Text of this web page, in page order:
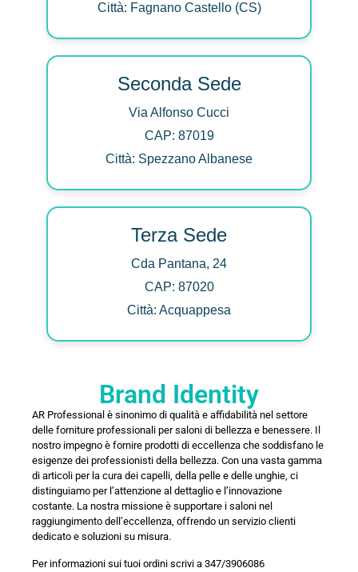
Città: Fagnano Castello (CS)
Seconda Sede
Via Alfonso Cucci
CAP: 87019
Città: Spezzano Albanese
Terza Sede
Cda Pantana, 24
CAP: 87020
Città: Acquappesa
Brand Identity
AR Professional è sinonimo di qualità e affidabilità nel settore
delle forniture professionali per saloni di bellezza e benessere. Il
nostro impegno è fornire prodotti di eccellenza che soddisfano le
esigenze dei professionisti della bellezza. Con una vasta gamma
di articoli per la cura dei capelli, della pelle e delle unghie, ci
distinguiamo per l’attenzione al dettaglio e l’innovazione
costante. La nostra missione è supportare i saloni nel
raggiungimento dell’eccellenza, offrendo un servizio clienti
dedicato e soluzioni su misura.
Per informazioni sui tuoi ordini scrivi a 347/3906086